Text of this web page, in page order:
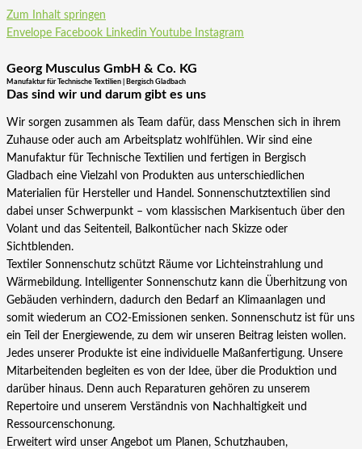
Zum Inhalt springen
Envelope Facebook Linkedin Youtube Instagram
Georg Musculus GmbH & Co. KG
Manufaktur für Technische Textilien | Bergisch Gladbach
Das sind wir und darum gibt es uns
Wir sorgen zusammen als Team dafür, dass Menschen sich in ihrem
Zuhause oder auch am Arbeitsplatz wohlfühlen. Wir sind eine
Manufaktur für Technische Textilien und fertigen in Bergisch
Gladbach eine Vielzahl von Produkten aus unterschiedlichen
Materialien für Hersteller und Handel. Sonnenschutztextilien sind
dabei unser Schwerpunkt – vom klassischen Markisentuch über den
Volant und das Seitenteil, Balkontücher nach Skizze oder
Sichtblenden.
Textiler Sonnenschutz schützt Räume vor Lichteinstrahlung und
Wärmebildung. Intelligenter Sonnenschutz kann die Überhitzung von
Gebäuden verhindern, dadurch den Bedarf an Klimaanlagen und
somit wiederum an CO2-Emissionen senken. Sonnenschutz ist für uns
ein Teil der Energiewende, zu dem wir unseren Beitrag leisten wollen.
Jedes unserer Produkte ist eine individuelle Maßanfertigung. Unsere
Mitarbeitenden begleiten es von der Idee, über die Produktion und
darüber hinaus. Denn auch Reparaturen gehören zu unserem
Repertoire und unserem Verständnis von Nachhaltigkeit und
Ressourcenschonung.
Erweitert wird unser Angebot um Planen, Schutzhauben,